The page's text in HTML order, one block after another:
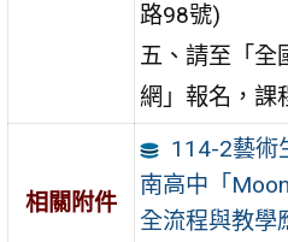
路98號)
五、請至「全
網」報名，課
相關附件
114-2藝術
南高中「
全流程與教學